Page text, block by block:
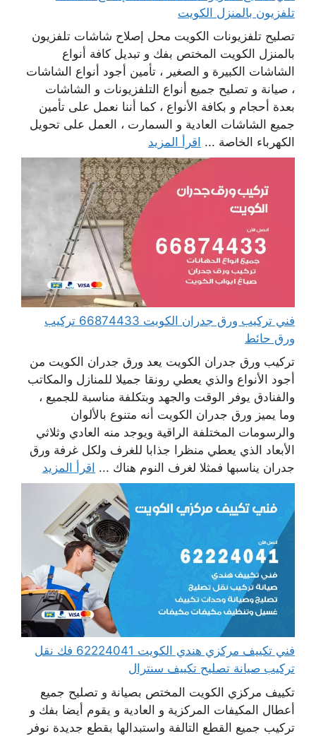
تلفزيون بالمنزل الكويت
تصليح تلفزيونات الكويت محل إصلاح شاشات تلفزيون
بالمنزل الكويت المختص بفك و تبديل كافة أنواع
الشاشات الكبيرة و الصغير ، تأمين أجود أنواع الشاشات
، صيانة و تصليح جميع أنواع التلفزيونات و الشاشات
بعدة أحجام و بكافة الأنواع ، كما أننا نعمل على تأمين
جميع الشاشات العادية و السمارت ، العمل على تحويل
الكهرباء الخاصة ... اقرأ المزيد
فني تركيب ورق جدران الكويت 66874433 تركيب
ورق حائط
تركيب ورق جدران الكويت يعد ورق جدران الكويت من
أجود الأنواع والذي يعطي رونقا جميلا للمنازل والمكاتب
والفنادق يوفر الوقت والجهد وبتكلفة مناسبة للجميع ،
وما يميز ورق جدران الكويت أنه متنوع بالألوان
والرسومات المختلفة الراقية ويوجد منه العادي وثلاثي
الأبعاد الذي يعطي منظرا جذابا للغرف ولكل غرفة ورق
جدران يناسبها فمثلا لغرف النوم هناك ... اقرأ المزيد
فني تكييف مركزي هندي الكويت 62224041 فك نقل
تركيب صيانة تصليح تكييف سنترال
تكييف مركزي الكويت المختص بصيانة و تصليح جميع
أعطال المكيفات المركزية و العادية و يقوم أيضا بفك و
تركيب جميع القطع التالفة واستبدالها بقطع جديدة نوفر